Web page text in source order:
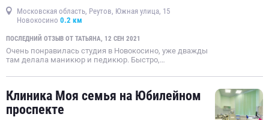
Московская область, Реутов, Южная улица, 15
Новокосино 0.2 км
ПОСЛЕДНИЙ ОТЗЫВ ОТ ТАТЬЯНА, 12 СЕН 2021
Очень понравилась студия в Новокосино, уже дважды
там делала маникюр и педикюр. Быстро,…
Клиника Моя семья на Юбилейном
проспекте